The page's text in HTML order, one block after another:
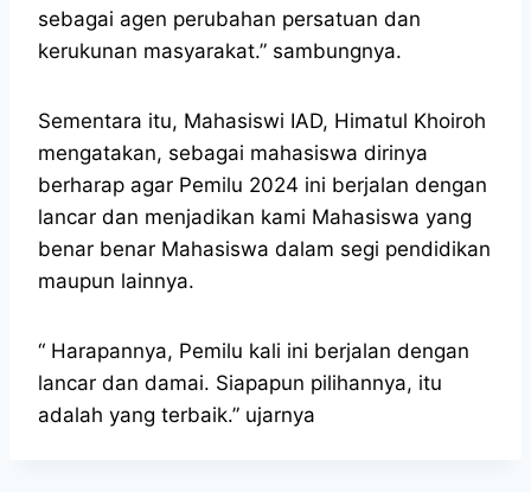
sebagai agen perubahan persatuan dan
kerukunan masyarakat.” sambungnya.
Sementara itu, Mahasiswi IAD, Himatul Khoiroh
mengatakan, sebagai mahasiswa dirinya
berharap agar Pemilu 2024 ini berjalan dengan
lancar dan menjadikan kami Mahasiswa yang
benar benar Mahasiswa dalam segi pendidikan
maupun lainnya.
“ Harapannya, Pemilu kali ini berjalan dengan
lancar dan damai. Siapapun pilihannya, itu
adalah yang terbaik.” ujarnya